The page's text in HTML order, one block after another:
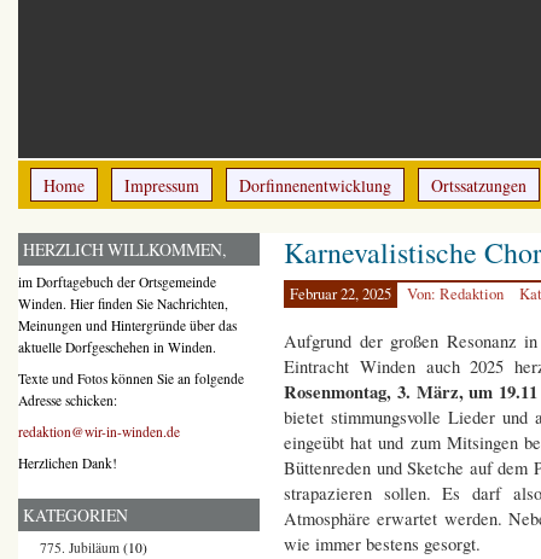
Home Impressum Dorfinnenentwicklung Ortssatzungen
Karnevalistische
Februar 22, 2025 Von: Redaktion
Aufgrund der großen Resonanz
Eintracht Winden auch 2025
Rosenmontag, 3. März, um
bietet stimmungsvolle Lieder und
eingeübt hat und zum Mitsingen
Büttenreden und Sketche auf dem
strapazieren sollen. Es darf
Atmosphäre erwartet werden.
wie immer bestens gesorgt.
HERZLICH WILLKOMMEN,
im Dorftagebuch der Ortsgemeinde
Winden. Hier finden Sie Nachrichten,
Meinungen und Hintergründe über das
aktuelle Dorfgeschehen in Winden.
Texte und Fotos können Sie an folgende
Adresse schicken:
redaktion@wir-in-winden.de
Herzlichen Dank!
KATEGORIEN
775. Jubiläum (10)